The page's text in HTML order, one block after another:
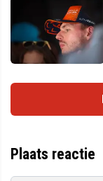
Plaats reactie